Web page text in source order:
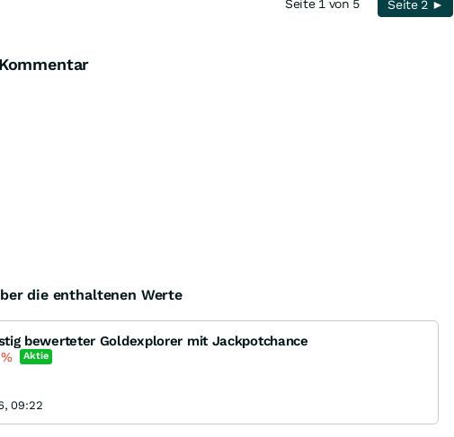
Seite 1 von 5 Seite 2 ►
die enthaltenen Werte
bewerteter Goldexplorer mit Jackpotchance
% Aktie
09:22